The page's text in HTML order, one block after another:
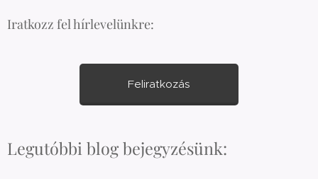
Iratkozz fel hírlevelünkre:
Feliratkozás
Legutóbbi blog bejegyzésünk: